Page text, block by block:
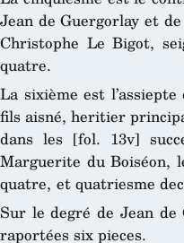
Jean de Guergorlay et
Christophe Le Bigot,
quatre.
La sixième est
fils aisné, heritier
dans les [fol. 13v]
Marguerite du Boiséon,
quatre, et quatriesme
Sur le degré de Jean
raportées six pieces.